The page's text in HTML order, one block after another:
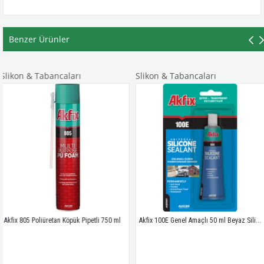
Benzer Ürünler
Köpük Pipetli 750 ml
Slikon & Tabancaları
Akfix 100E Genel Amaçlı 50 ml Beyaz Silikon Sista